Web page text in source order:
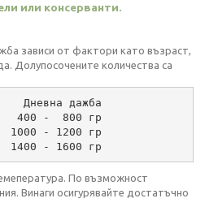
или консерванти.
зависи от фактори като възраст,
Долупосочените количества са
Дневна дажба
400 -  800 гр
1000 - 1200 гр
1400 - 1600 гр
По възможност
Винаги осигурявайте достатъчно